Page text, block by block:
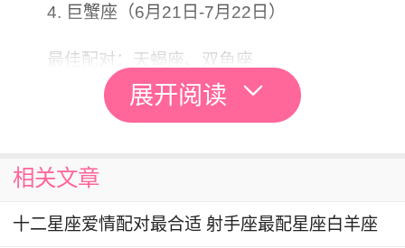
4. 巨蟹座（6月21日-7月22日）
最佳配对：天蝎座、双鱼座
高亲和力：巨蟹座和天蝎座、双鱼座都非常敏
此之间形成深厚的情感纽带。
5. 狮子座（7月23日-8月22日）
展开阅读
相关文章
十二星座爱情配对最合适 射手座最配星座白羊座